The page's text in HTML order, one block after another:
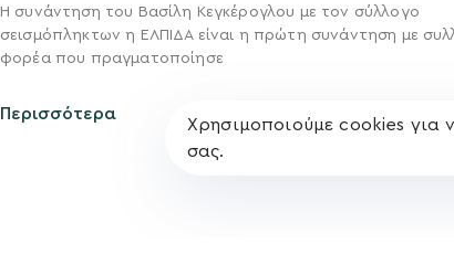
Η συνάντηση του Βασίλη Κεγκέρογλου με τον σύλλογο
σεισμόπληκτων η ΕΛΠΙΔΑ είναι η πρώτη συνάντηση με
φορέα που πραγματοποίησε
Περισσότερα
Χρησιμοποιούμε cookies για
σας.